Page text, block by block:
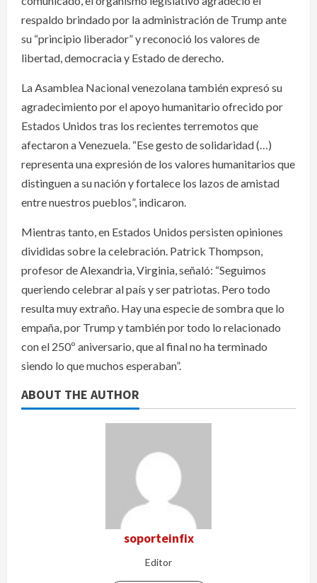
respaldo brindado por la administración de Trump ante
su “principio liberador” y reconoció los valores de
libertad, democracia y Estado de derecho.
La Asamblea Nacional venezolana también expresó su
agradecimiento por el apoyo humanitario ofrecido por
Estados Unidos tras los recientes terremotos que
afectaron a Venezuela. “Ese gesto de solidaridad (…)
representa una expresión de los valores humanitarios que
distinguen a su nación y fortalece los lazos de amistad
entre nuestros pueblos”, indicaron.
Mientras tanto, en Estados Unidos persisten opiniones
divididas sobre la celebración. Patrick Thompson,
profesor de Alexandria, Virginia, señaló: “Seguimos
queriendo celebrar al país y ser patriotas. Pero todo
resulta muy extraño. Hay una especie de sombra que lo
empaña, por Trump y también por todo lo relacionado
con el 250º aniversario, que al final no ha terminado
siendo lo que muchos esperaban”.
ABOUT THE AUTHOR
soporteinfix
Editor